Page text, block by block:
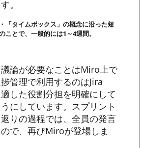
。
「タイムボックス」の概念に沿った短
ことで、一般的には1～4週間。
論が必要なことはMiro上で
管理で利用するのはJira
した役割分担を明確にして
にしています。スプリント
りの過程では、全員の発言
で、再びMiroが登場しま